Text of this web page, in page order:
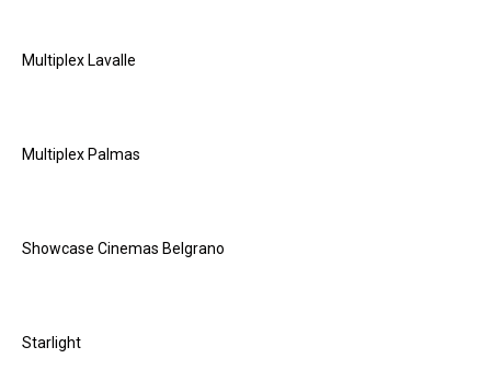
Multiplex Lavalle
Multiplex Palmas
Showcase Cinemas Belgrano
Starlight